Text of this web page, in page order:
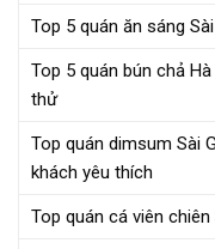
Top 5 quán ăn sáng
Top 5 quán bún chả
thử
Top quán dimsum Sài
khách yêu thích
Top quán cá viên